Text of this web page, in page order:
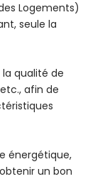
Logements)
seule la
qualité de
afin de
énergétique,
un bon